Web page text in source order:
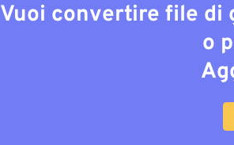
Vuoi convertire file di
o